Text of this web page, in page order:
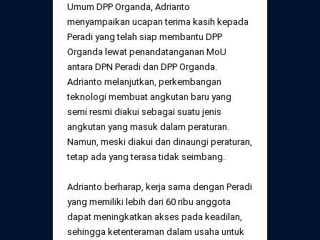
Umum DPP Organda, Adrianto
menyampaikan ucapan terima kasih kepada
Peradi yang telah siap membantu DPP
Organda lewat penandatanganan MoU
antara DPN Peradi dan DPP Organda.
Adrianto melanjutkan, perkembangan
teknologi membuat angkutan baru yang
semi resmi diakui sebagai suatu jenis
angkutan yang masuk dalam peraturan.
Namun, meski diakui dan dinaungi peraturan,
tetap ada yang terasa tidak seimbang.
Adrianto berharap, kerja sama dengan Peradi
yang memiliki lebih dari 60 ribu anggota
dapat meningkatkan akses pada keadilan,
sehingga ketenteraman dalam usaha untuk